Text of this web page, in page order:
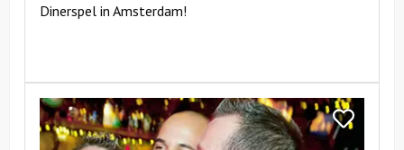
Dinerspel in Amsterdam!
Bekijk
Bekijk
Amsterdamse
Feestboot